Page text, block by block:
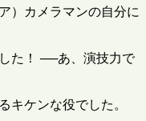
）カメラマンの自分に
た！ ──あ、演技力で
キケンな役でした。